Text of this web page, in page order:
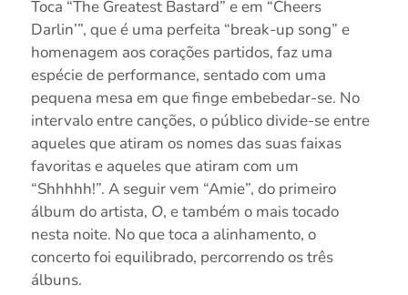
Toca “The Greatest Bastard” e em “Cheers
Darlin’”, que é uma perfeita “break-up song” e
homenagem aos corações partidos, faz uma
espécie de performance, sentado com uma
pequena mesa em que finge embebedar-se. No
intervalo entre canções, o público divide-se entre
aqueles que atiram os nomes das suas faixas
favoritas e aqueles que atiram com um
“Shhhhh!”. A seguir vem “Amie”, do primeiro
álbum do artista, O, e também o mais tocado
nesta noite. No que toca a alinhamento, o
concerto foi equilibrado, percorrendo os três
álbuns.